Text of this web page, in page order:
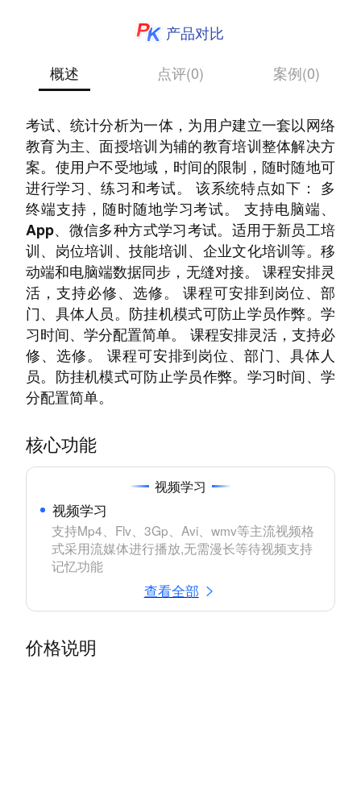
产品对比
概述
点评(0) 案例(0)
考试、统计分析为一体，为用户建立一套以网络
教育为主、面授培训为辅的教育培训整体解决方
案。使用户不受地域，时间的限制，随时随地可
进行学习、练习和考试。 该系统特点如下： 多
终端支持，随时随地学习考试。 支持电脑端、
App、微信多种方式学习考试。适用于新员工培
训、岗位培训、技能培训、企业文化培训等。移
动端和电脑端数据同步，无缝对接。 课程安排灵
活，支持必修、选修。 课程可安排到岗位、部
门、具体人员。防挂机模式可防止学员作弊。学
习时间、学分配置简单。 课程安排灵活，支持必
修、选修。 课程可安排到岗位、部门、具体人
员。防挂机模式可防止学员作弊。学习时间、学
分配置简单。
核心功能
视频学习
视频学习
支持Mp4、Flv、3Gp、Avi、wmv等主流视频格
式采用流媒体进行播放,无需漫长等待视频支持
记忆功能
查看全部
价格说明